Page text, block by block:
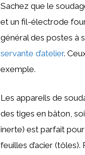
Sachez que le
et un fil-électrode
général des postes à
servante d’atelier.
exemple.
Les appareils de
des tiges en bâton,
inerte) est parfait
feuilles d’acier